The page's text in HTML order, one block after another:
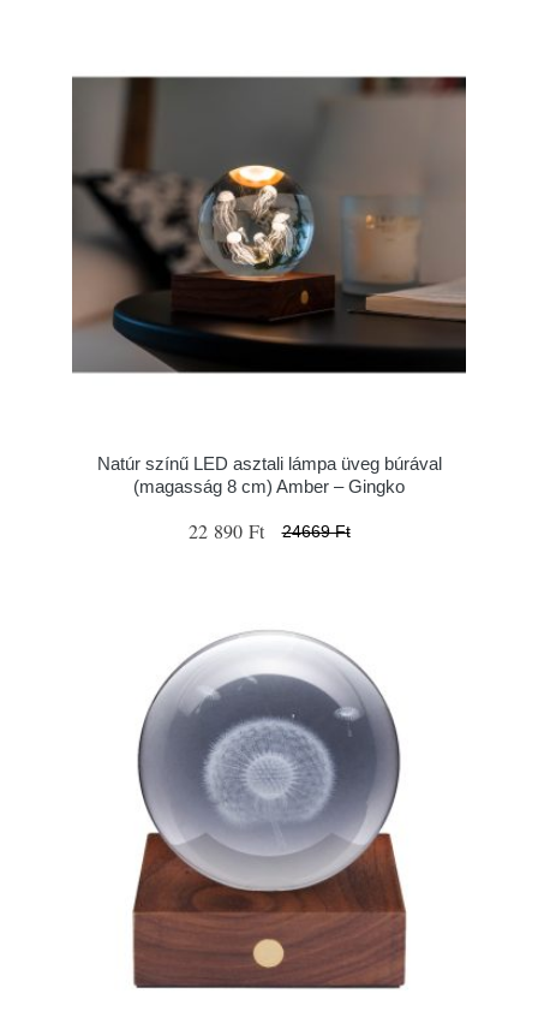
Natúr színű LED asztali lámpa üveg búrával
(magasság 8 cm) Amber – Gingko
22 890 Ft 24669 Ft